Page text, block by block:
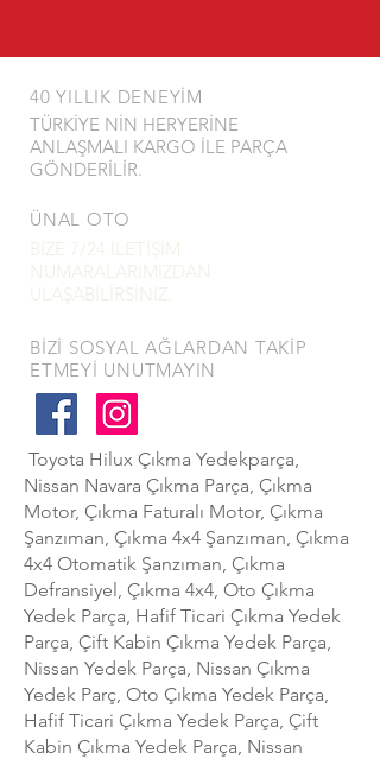
40 YILLIK DENEYİM
TÜRKİYE NİN HERYERİNE
ANLAŞMALI KARGO İLE PARÇA
GÖNDERİLİR.
ÜNAL OTO
BİZE 7/24 İLETİŞİM
NUMARALARIMIZDAN
ULAŞABİLİRSİNİZ.
BİZİ SOSYAL AĞLARDAN TAKİP
ETMEYİ UNUTMAYIN
Toyota Hilux Çıkma Yedekparça,
Nissan Navara Çıkma Parça, Çıkma
Motor, Çıkma Faturalı Motor, Çıkma
Şanzıman, Çıkma 4x4 Şanzıman, Çıkma
4x4 Otomatik Şanzıman, Çıkma
Defransiyel, Çıkma 4x4, Oto Çıkma
Yedek Parça, Hafif Ticari Çıkma Yedek
Parça, Çift Kabin Çıkma Yedek Parça,
Nissan Yedek Parça, Nissan Çıkma
Yedek Parç, Oto Çıkma Yedek Parça,
Hafif Ticari Çıkma Yedek Parça, Çift
Kabin Çıkma Yedek Parça, Nissan